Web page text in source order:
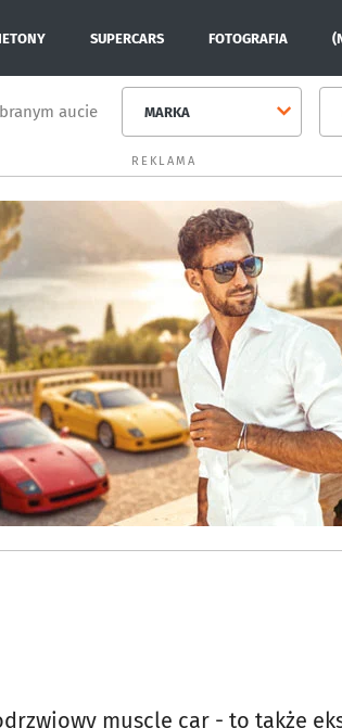
SUPERCARS FOTOGRAFIA
aucie MARKA
REKLAMA
muscle car - to także